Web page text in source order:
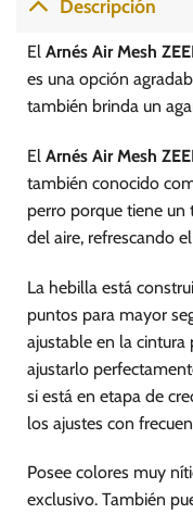
Las
opciones
pueden
elegir
la
página
de
Descripción
El Arnés Air Mesh
es una opción
también brinda un
El Arnés Air Mesh
también conocido
perro porque tiene un
del aire, refrescando
La hebilla está
puntos para mayor
ajustable en la
ajustarlo
si está en etapa de
los ajustes con
Posee colores muy
exclusivo. También